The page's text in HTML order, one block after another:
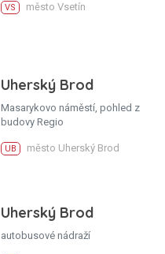
VS město Vsetín
Uherský Brod
Masarykovo náměstí, pohled z
budovy Regio
UB město Uherský Brod
Uherský Brod
autobusové nádraží